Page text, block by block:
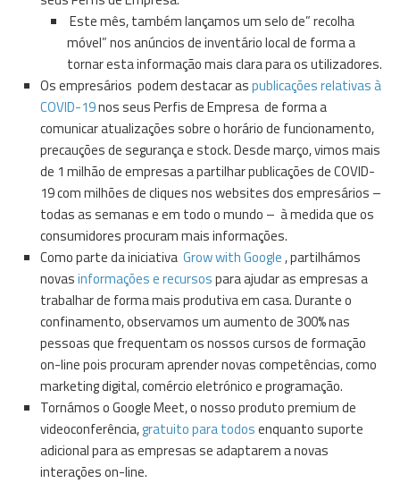
Este mês, também lançamos um selo de” recolha
móvel” nos anúncios de inventário local de forma a
tornar esta informação mais clara para os utilizadores.
Os empresários podem destacar aspublicações relativas à
COVID-19nos seus Perfis de Empresa de forma a
comunicar atualizações sobre o horário de funcionamento,
precauções de segurança e stock. Desde março, vimos mais
de 1 milhão de empresas a partilhar publicações de COVID-
19 com milhões de cliques nos websites dos empresários –
todas as semanas e em todo o mundo – à medida que os
consumidores procuram mais informações.
Como parte da iniciativa Grow with Google, partilhámos
novasinformações e recursospara ajudar as empresas a
trabalhar de forma mais produtiva em casa. Durante o
confinamento, observamos um aumento de 300% nas
pessoas que frequentam os nossos cursos de formação
on-line pois procuram aprender novas competências, como
marketing digital, comércio eletrónico e programação.
Tornámos o Google Meet, o nosso produto premium de
videoconferência,gratuito para todosenquanto suporte
adicional para as empresas se adaptarem a novas
interações on-line.